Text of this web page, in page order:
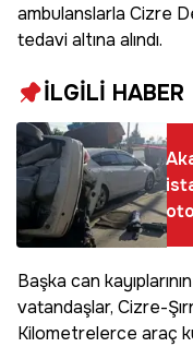
ambulanslarla Cizre
tedavi altına alındı.
İLGİLİ HABER
Başka can
vatandaşlar, Cizre-
Kilometrelerce araç